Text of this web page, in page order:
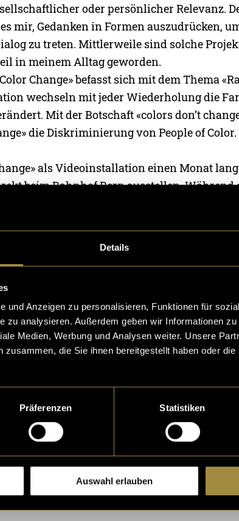
Details
und Anzeigen zu personalisieren, Funktionen für
zu analysieren. Außerdem geben wir Informationen
Medien, Werbung und Analysen weiter. Unsere
zusammen, die Sie ihnen bereitgestellt haben oder
Präferenzen Statistiken
Auswahl erlauben
oder persönlicher Relevanz.
mir, Gedanken in Formen auszudrücken,
zu treten. Mittlerweile sind solche
in meinem Alltag geworden.
Change» befasst sich mit dem Thema
wechseln mit jeder Wiederholung die
Mit der Botschaft «colors don’t
die Diskriminierung von People of Color.
als Videoinstallation einen Monat
beim Bahnhof Bern ausstellen. Während
Change» Teil der «Museumsnacht Bern
sehr gut besucht, und ich hatte die
ins Gespräch zu kommen. Letzte Woche
die 3D-Animation «Color Change»
nehmen, um über die eigenen